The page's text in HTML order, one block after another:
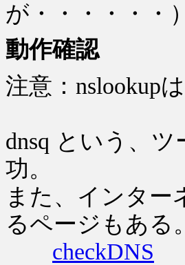
が・・・・・・）
動作確認
注意：nslookup
dnsq という、
功。
また、インター
るページもある。
checkDNS